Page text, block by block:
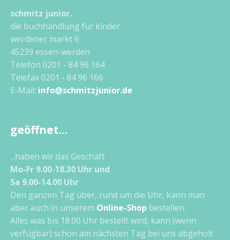
schmitz junior.
die buchhandlung für kinder
werdener markt 6
45239 essen-werden
Telefon 0201 - 84 96 164
Telefax 0201 - 84 96 166
E-Mail: info@schmitzjunior.de
geöffnet…
...haben wir das Geschäft
Mo-Fr 9.00-18.30 Uhr und
Sa 9.00-14.00 Uhr
Den ganzen Tag über, rund um die Uhr, kann man
aber auch in unserem Online-Shop bestellen.
Alles was bis 18.00 Uhr bestellt wird, kann (wenn
verfügbar) schon am nächsten Tag bei uns abgeholt